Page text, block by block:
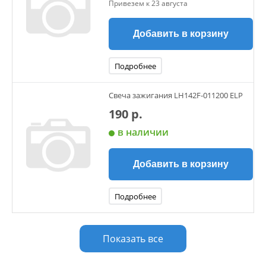
Привезем к 23 августа
Добавить в корзину
Подробнее
Свеча зажигания LH142F-011200 ELP
190 р.
в наличии
Добавить в корзину
Подробнее
Показать все